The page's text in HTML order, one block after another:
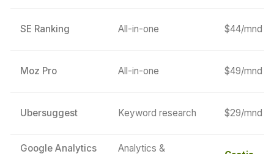
SE Ranking All-in-one $44/mnd
Moz Pro All-in-one $49/mnd
Ubersuggest Keyword research $29/mnd
Google Analytics
Analytics &